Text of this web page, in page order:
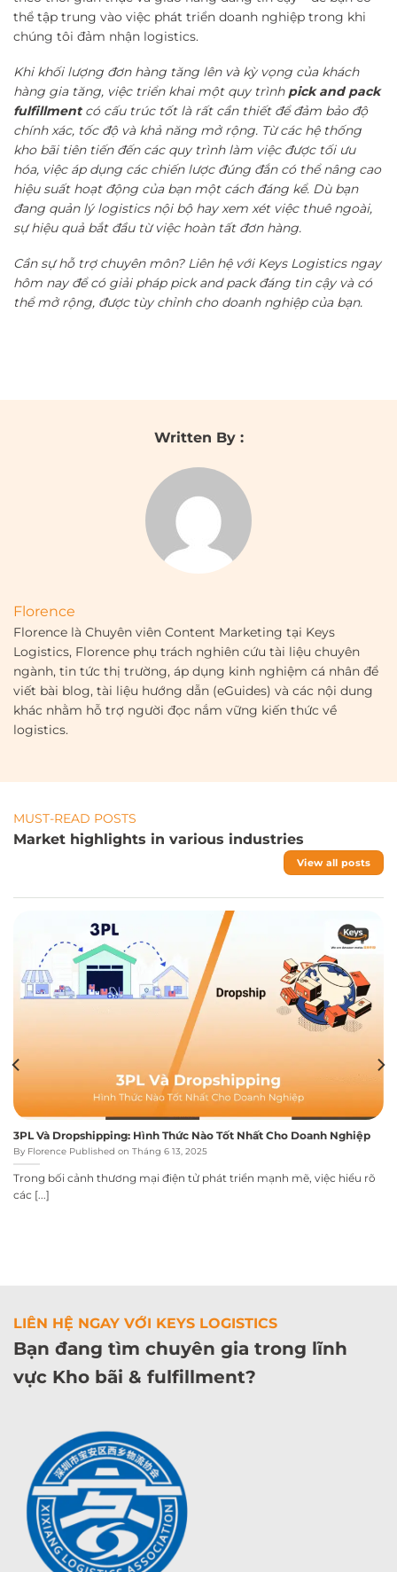
thể tập trung vào việc phát triển doanh nghiệp trong khi
chúng tôi đảm nhận logistics.
Khi khối lượng đơn hàng tăng lên và kỳ vọng của khách
hàng gia tăng, việc triển khai một quy trình pick and pack
fulfillmentcó cấu trúc tốt là rất cần thiết để đảm bảo độ
chính xác, tốc độ và khả năng mở rộng. Từ các hệ thống
kho bãi tiên tiến đến các quy trình làm việc được tối ưu
hóa, việc áp dụng các chiến lược đúng đắn có thể nâng cao
hiệu suất hoạt động của bạn một cách đáng kể. Dù bạn
đang quản lý logistics nội bộ hay xem xét việc thuê ngoài,
sự hiệu quả bắt đầu từ việc hoàn tất đơn hàng.
Cần sự hỗ trợ chuyên môn? Liên hệ với Keys Logistics ngay
hôm nay để có giải pháp pick and pack đáng tin cậy và có
thể mở rộng, được tùy chỉnh cho doanh nghiệp của bạn.
Written By :
Florence
Florence là Chuyên viên Content Marketing tại Keys
Logistics, Florence phụ trách nghiên cứu tài liệu chuyên
ngành, tin tức thị trường, áp dụng kinh nghiệm cá nhân để
viết bài blog, tài liệu hướng dẫn (eGuides) và các nội dung
khác nhằm hỗ trợ người đọc nắm vững kiến thức về
logistics.
MUST-READ POSTS
Market highlights in various industries
View all posts
3PL Và Dropshipping: Hình Thức Nào Tốt Nhất Cho Doanh Nghiệp
By Florence Published on Tháng 6 13, 2025
Trong bối cảnh thương mại điện tử phát triển mạnh mẽ, việc hiểu rõ
các [...]
LIÊN HỆ NGAY VỚI KEYS LOGISTICS
Bạn đang tìm chuyên gia trong lĩnh
vực Kho bãi & fulfillment?